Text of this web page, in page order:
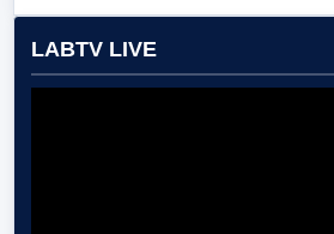
LABTV LIVE